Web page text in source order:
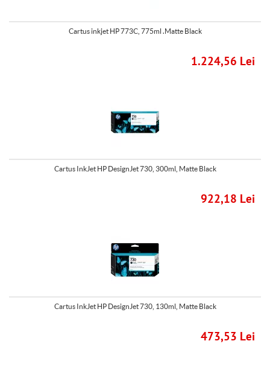
Cartus inkjet HP 773C, 775ml .Matte Black
1.224,56 Lei
Cartus InkJet HP DesignJet 730, 300ml, Matte Black
922,18 Lei
Cartus InkJet HP DesignJet 730, 130ml, Matte Black
473,53 Lei